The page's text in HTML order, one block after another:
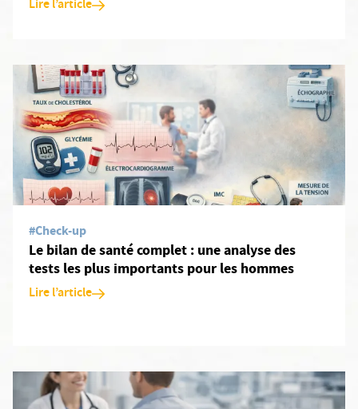
Lire l’article
En savoir plus: Le bilan de santé complet : une analyse des
#Check-up
Le bilan de santé complet : une analyse des
tests les plus importants pour les hommes
Lire l’article
En savoir plus: Le bilan de santé à Paris : un guide complet